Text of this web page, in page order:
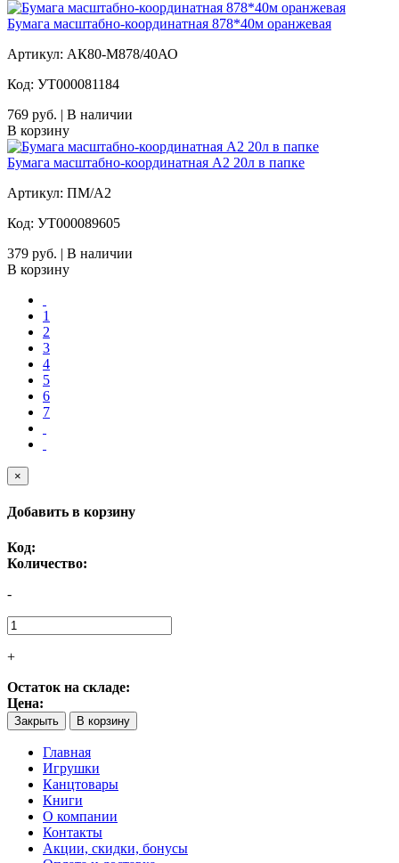
Бумага масштабно-координатная 878*40м оранжевая
Артикул: АК80-М878/40АО
Код: УТ000081184
769 руб. | В наличии
В корзину
Бумага масштабно-координатная А2 20л в папке
Артикул: ПМ/А2
Код: УТ000089605
379 руб. | В наличии
В корзину
1
2
3
4
5
6
7
×
Добавить в корзину
Код:
Количество:
-
+
Остаток на складе:
Цена:
Закрыть В корзину
Главная
Игрушки
Канцтовары
Книги
О компании
Контакты
Акции, скидки, бонусы